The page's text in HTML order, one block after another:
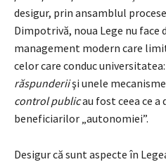
desigur, prin ansamblul
Dimpotrivă, noua Lege nu face
management modern care
celor care conduc
răspunderiişi unele
control publicau fost ceea ce
beneficiarilor „autonomiei”.
Desigur că sunt aspecte în